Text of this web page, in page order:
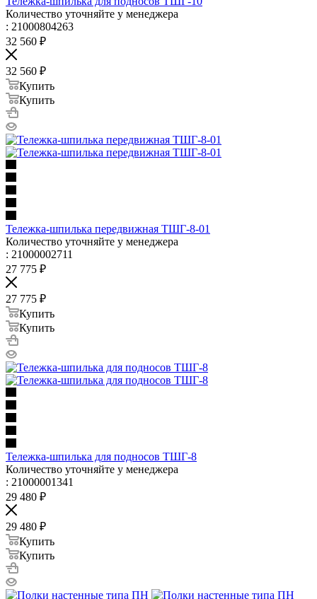
Количество уточняйте у менеджера
: 21000804263
32 560 ₽
32 560 ₽
Купить
Купить
Тележка-шпилька передвижная ТШГ-8-01
Количество уточняйте у менеджера
: 21000002711
27 775 ₽
27 775 ₽
Купить
Купить
Тележка-шпилька для подносов ТШГ-8
Количество уточняйте у менеджера
: 21000001341
29 480 ₽
29 480 ₽
Купить
Купить